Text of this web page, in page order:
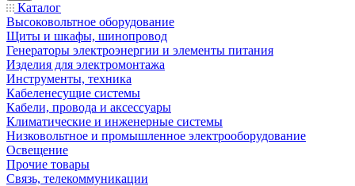
Каталог
Высоковольтное оборудование
Щиты и шкафы, шинопровод
Генераторы электроэнергии и элементы питания
Изделия для электромонтажа
Инструменты, техника
Кабеленесущие системы
Кабели, провода и аксессуары
Климатические и инженерные системы
Низковольтное и промышленное электрооборудование
Освещение
Прочие товары
Связь, телекоммуникации